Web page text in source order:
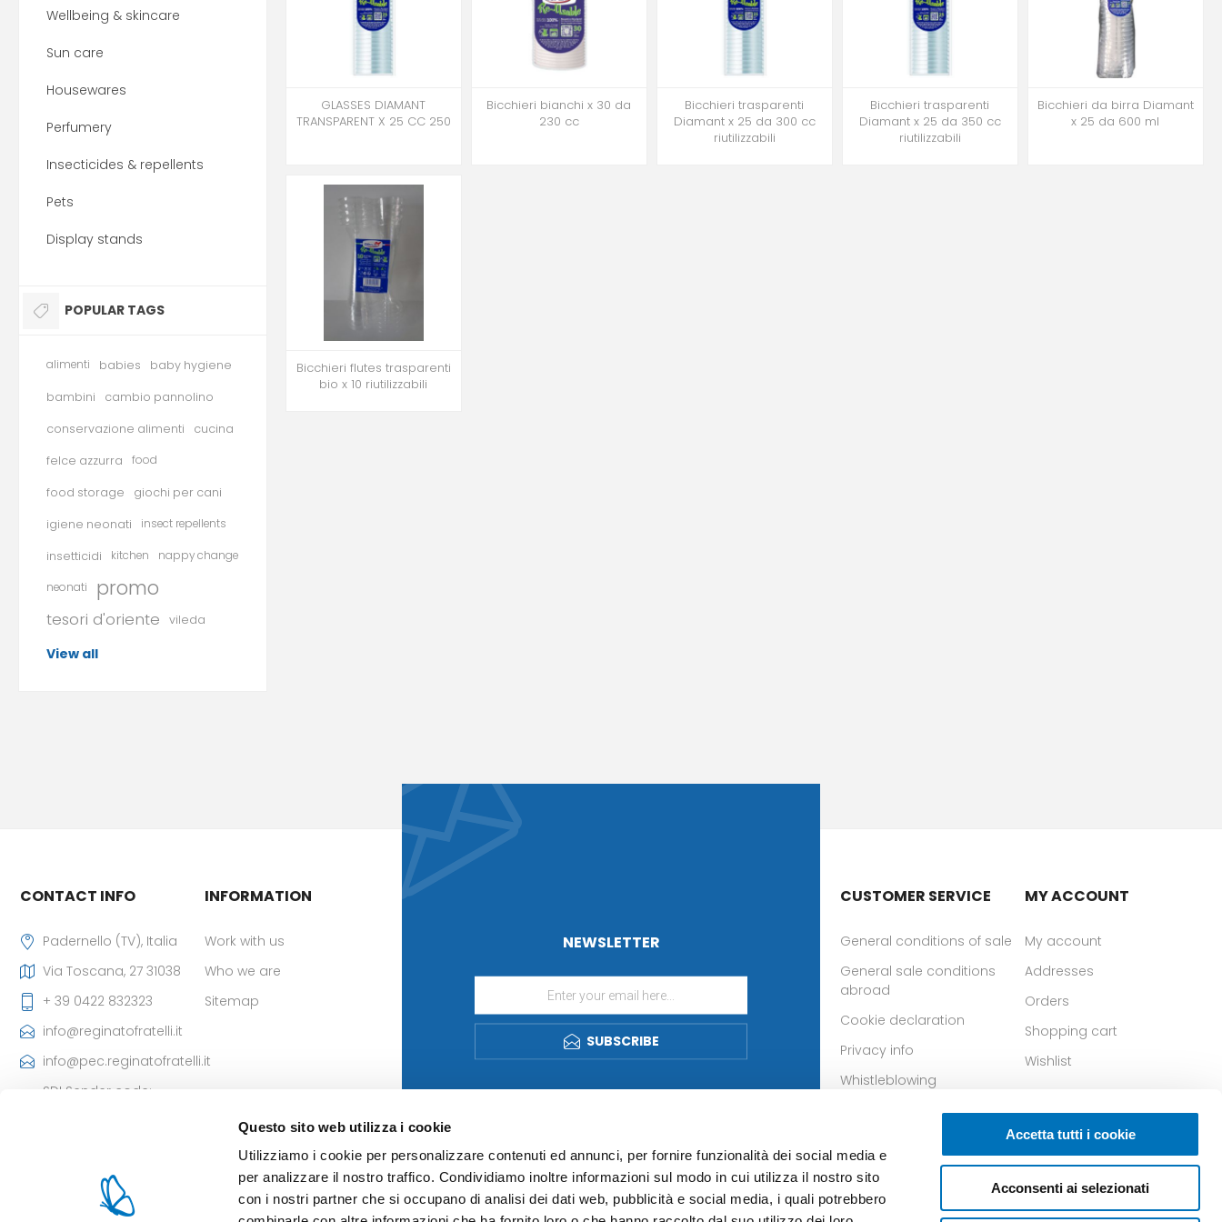
Questo sito web utilizza i cookie
Utilizziamo i cookie per personalizzare contenuti ed annunci, per fornire funzionalità dei social media e
per analizzare il nostro traffico. Condividiamo inoltre informazioni sul modo in cui utilizza il nostro sito
con i nostri partner che si occupano di analisi dei dati web, pubblicità e social media, i quali potrebbero
Accetta tutti i cookie
Acconsenti ai selezionati
GLASSES DIAMANT
TRANSPARENT X 25 CC 250
Bicchieri bianchi x 30 da
230 cc
Bicchieri trasparenti
Diamant x 25 da 300 cc
riutilizzabili
Bicchieri trasparenti
Diamant x 25 da 350 cc
riutilizzabili
Bicchieri da birra Diamant
x 25 da 600 ml
Bicchieri flutes trasparenti
bio x 10 riutilizzabili
Wellbeing & skincare
Sun care
Housewares
Perfumery
Insecticides & repellents
Pets
Display stands
POPULAR TAGS
alimenti babies baby hygiene
bambini cambio pannolino
conservazione alimenti cucina
felce azzurra food
food storage giochi per cani
igiene neonati insect repellents
insetticidi kitchen nappy change
neonati promo
tesori d'oriente vileda
View all
NEWSLETTER
SUBSCRIBE
CONTACT INFO
Padernello (TV), Italia
Via Toscana, 27 31038
+ 39 0422 832323
info@reginatofratelli.it
info@pec.reginatofratelli.it
SDI Sender code:
Iscr. CCIAA: 85980 di TV
- Cap. Soc: 101.400,00 €
INFORMATION
Work with us
Who we are
Sitemap
CUSTOMER SERVICE
General conditions of sale
General sale conditions
abroad
Cookie declaration
Privacy info
Whistleblowing
MY ACCOUNT
My account
Addresses
Orders
Shopping cart
Wishlist
Download Android app